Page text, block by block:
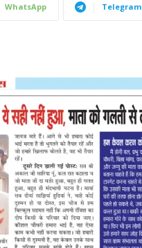
WhatsApp Telegram